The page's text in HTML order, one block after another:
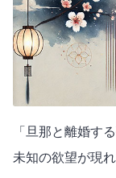
「旦那と離婚す
未知の欲望が現